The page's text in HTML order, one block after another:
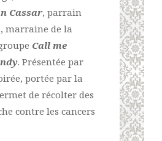
Cassar, parrain
, marraine de la
Call me
. Présentée par
portée par la
de récolter des
contre les cancers